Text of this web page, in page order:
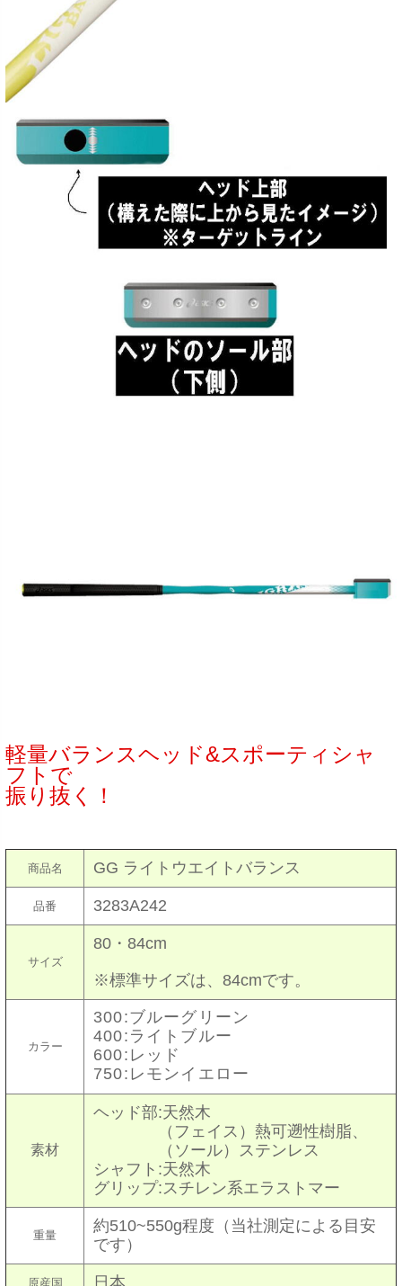
軽量バランスヘッド&スポーティシャ
フトで
振り抜く！
商品名 GG ライトウエイトバランス
品番 3283A242
サイズ
80・84cm
※標準サイズは、84cmです。
カラー
300:ブルーグリーン
400:ライトブルー
600:レッド
750:レモンイエロー
素材
ヘッド部:天然木
（フェイス）熱可遡性樹脂、
（ソール）ステンレス
シャフト:天然木
グリップ:スチレン系エラストマー
重量
約510~550g程度（当社測定による目安
です）
原産国 日本